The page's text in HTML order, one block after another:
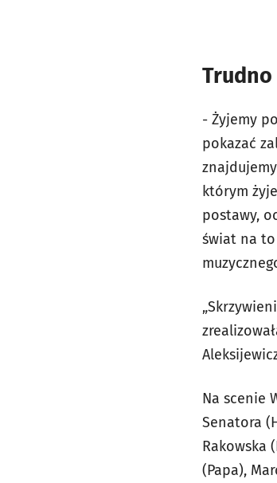
Trudno
- Żyjemy
pokazać
którym
postawy,
świat na to
Na scenie
Senatora
Rakowska
(Papa),